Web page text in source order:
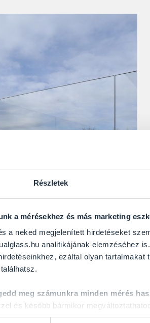
Részletek
a mérésekhez és más marketing
a neked megjelenített hirdetéseket
analitikájának elemzéséhez
ezáltal olyan tartalmakat
meg számunkra minden mérés
és később bármikor
olyan erkélye, ahol